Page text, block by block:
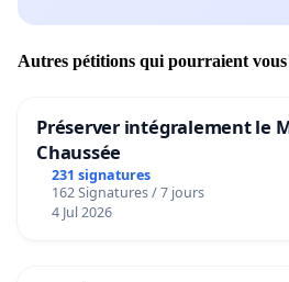
Autres pétitions qui pourraient vous
Préserver intégralement le
Chaussée
231 signatures
162 Signatures / 7 jours
4 Jul 2026